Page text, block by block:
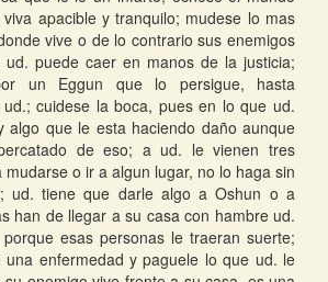
apacible y tranquilo; mudese lo mas
vive o de lo contrario sus enemigos
puede caer en manos de la justicia;
un Eggun que lo persigue, hasta
cuidese la boca, pues en lo que ud.
algo que le esta haciendo daño aunque
de eso; a ud. le vienen tres
o ir a algun lugar, no lo haga sin
ud. tiene que darle algo a Oshun o a
han de llegar a su casa con hambre ud.
esas personas le traeran suerte;
una enfermedad y paguele lo que ud. le